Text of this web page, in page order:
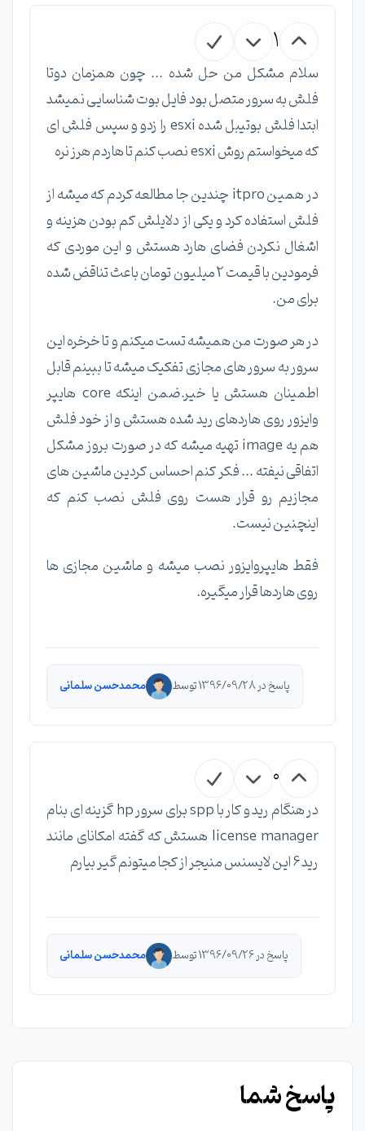
1
سلام مشکل من حل شده ... چون همزمان دوتا
فلش به سرور متصل بود فایل بوت شناسایی نمیشد
ابتدا فلش بوتیبل شده esxi را زدو و سپس فلش ای
که میخواستم روش esxi نصب کنم تا هاردم هرز نره
در همین itpro چندین جا مطالعه کردم که میشه از
فلش استفاده کرد و یکی از دلایلش کم بودن هزینه و
اشغال نکردن فضای هارد هستش و این موردی که
فرمودین با قیمت 2 میلیون تومان باعث تناقض شده
برای من.
در هر صورت من همیشه تست میکنم و تا خرخره این
سرور به سرور های مجازی تفکیک میشه تا ببینم قابل
اطمینان هستش یا خیر.ضمن اینکه core هایپر
وایزور روی هاردهای رید شده هستش و از خود فلش
هم یه image تهیه میشه که در صورت بروز مشکل
اتفاقی نیفته ... فکر کنم احساس کردین ماشین های
مجازیم رو قرار هست روی فلش نصب کنم که
اینچنین نیست.
فقط هایپروایزور نصب میشه و ماشین مجازی ها
روی هاردها قرار میگیره.
پاسخ در 1396/09/28 توسط محمدحسن سلمانی
0
در هنگام رید و کار با spp برای سرور hp گزینه ای بنام
license manager هستش که گفته امکانای مانند
رید 6 این لایسنس منیجر از کجا میتونم گیر بیارم
پاسخ در 1396/09/26 توسط محمدحسن سلمانی
پاسخ شما